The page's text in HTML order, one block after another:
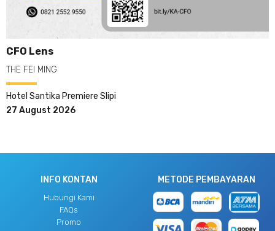
CFO Lens
THE FEI MING
Hotel Santika Premiere Slipi
27 August 2026
INFO KONTAN
Hubungi Kami
FAQs
Promo
METODE PEMBAYARAN